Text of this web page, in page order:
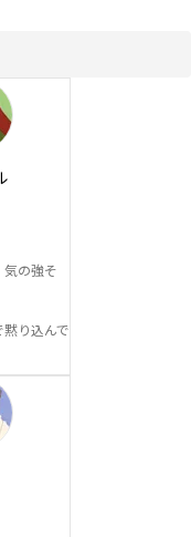
の強そ
り込んで